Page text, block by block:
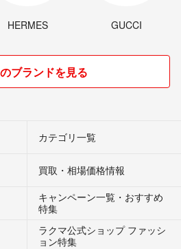
HERMES GUCCI
ブランドを見る
カテゴリ一覧
買取・相場価格情報
キャンペーン一覧・おすすめ
特集
ラクマ公式ショップ ファッシ
ョン特集